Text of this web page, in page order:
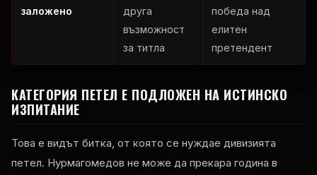
заложено
друга
възможност
за титла
победа над
елитен
претендент
КАТЕГОРИЯ ПЕТЕЛ Е ПОДЛОЖЕН НА ИСТИНСКО
ИЗПИТАНИЕ
Това е видът битка, от която се нуждае дивизията
петел. Нурмагомедов не може да прекара година в